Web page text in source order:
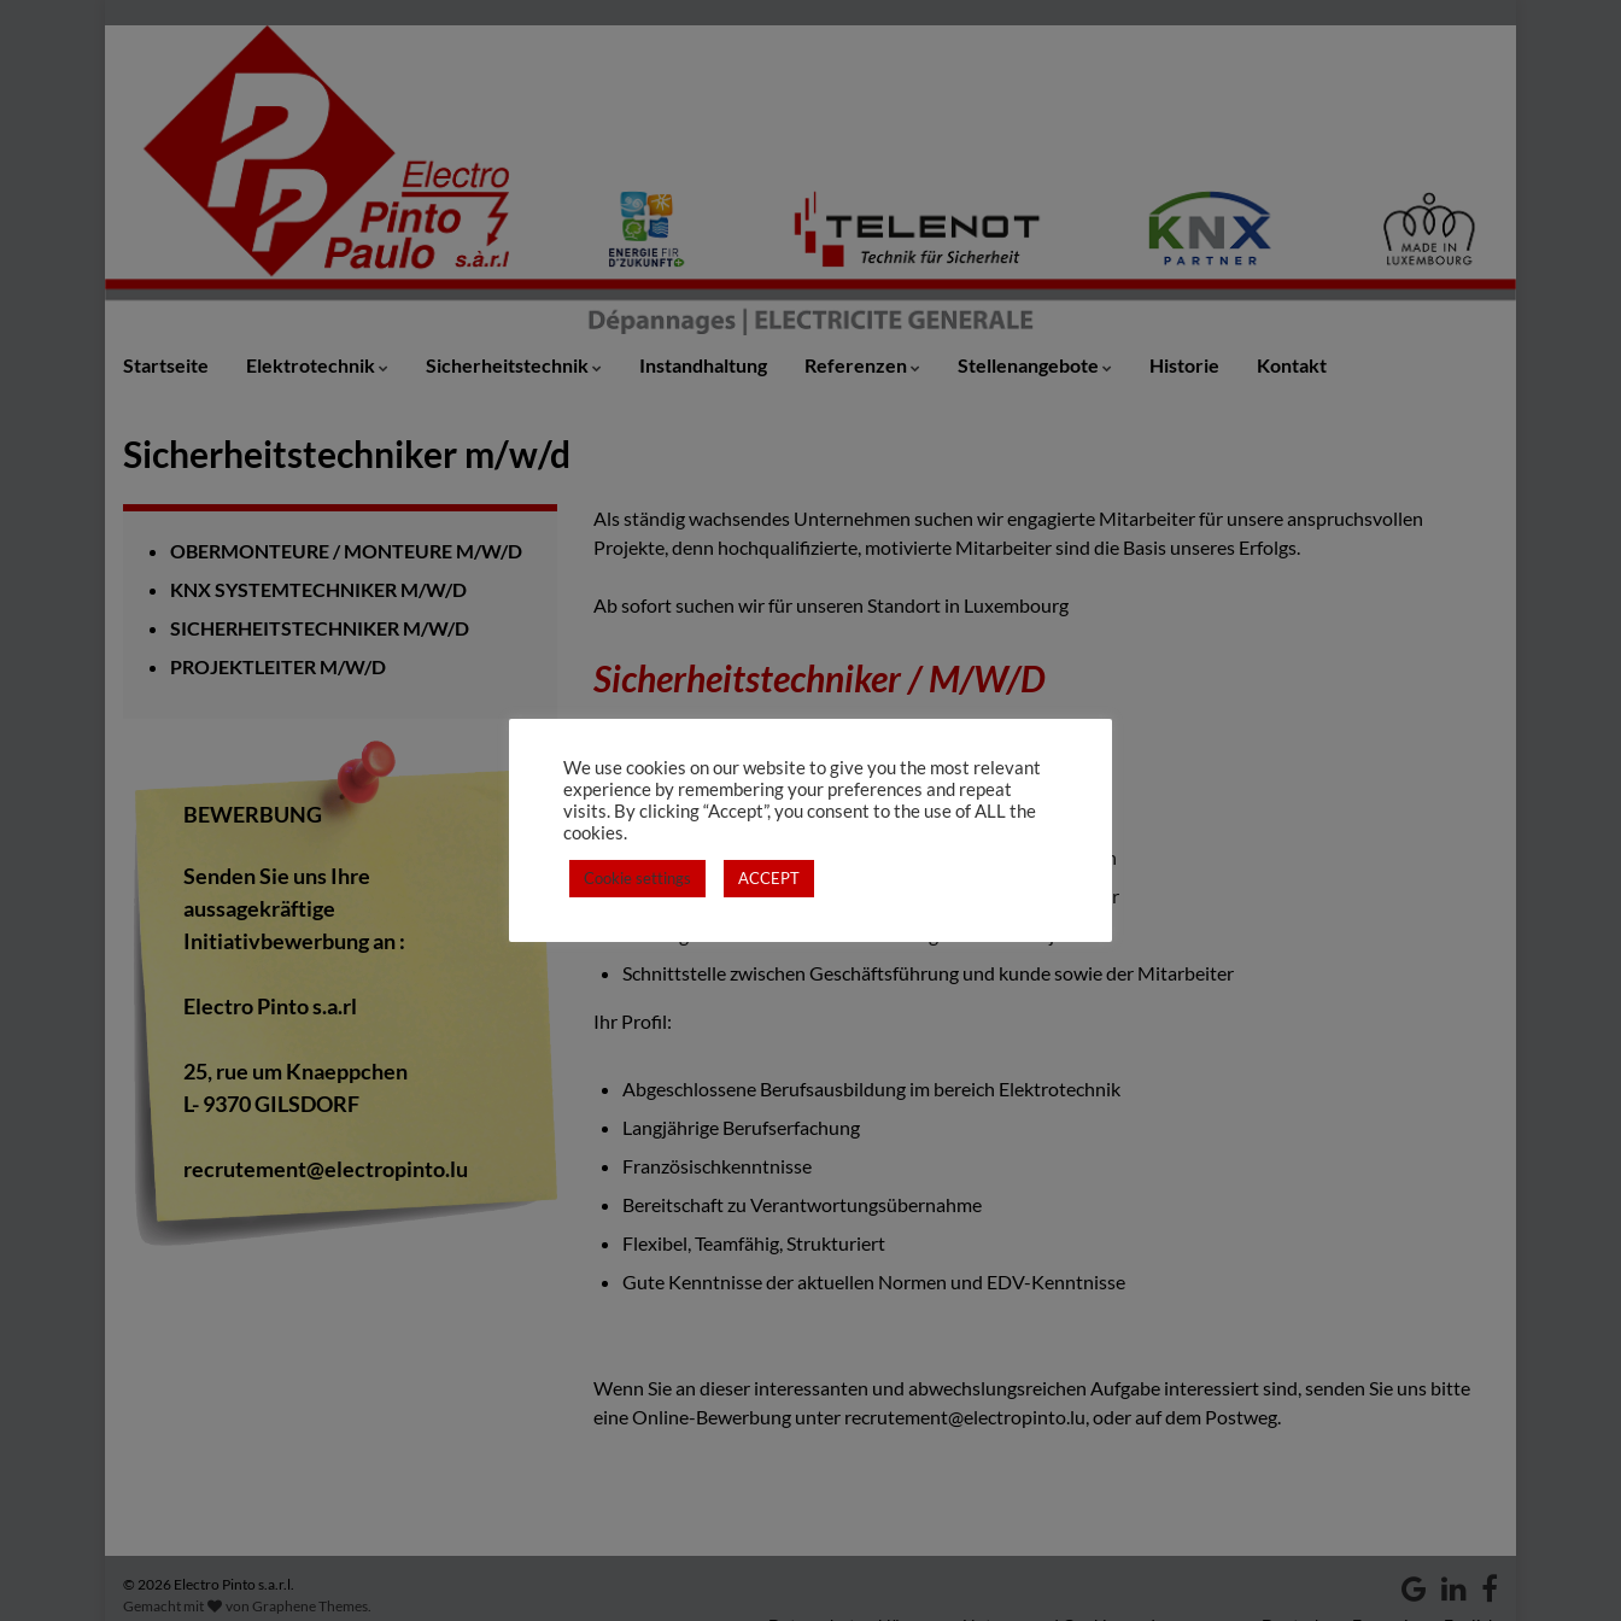
Startseite Elektrotechnik Sicherheitstechnik Instandhaltung Referenzen Stellenangebote Historie Kontakt
Sicherheitstechniker m/w/d
OBERMONTEURE / MONTEURE M/W/D
KNX SYSTEMTECHNIKER M/W/D
SICHERHEITSTECHNIKER M/W/D
PROJEKTLEITER M/W/D
BEWERBUNG
Senden Sie uns Ihre
aussagekräftige
Initiativbewerbung an :
Electro Pinto s.a.rl
25, rue um Knaeppchen
L- 9370 GILSDORF
recrutement@electropinto.lu
Als ständig wachsendes Unternehmen suchen wir engagierte Mitarbeiter für unsere anspruchsvollen
Projekte, denn hochqualifizierte, motivierte Mitarbeiter sind die Basis unseres Erfolgs.
Ab sofort suchen wir für unseren Standort in Luxembourg
Sicherheitstechniker / M/W/D
Ihr Aufgabengebiet:
Projektierung der Brand, EMA, Video, und Zutrittssystemen
Übernahme und Koordination von Projekte und Mitarbeiter
Schnittstelle zwischen Geschäftsführung und kunde sowie der Mitarbeiter
Ihr Profil:
Abgeschlossene Berufsausbildung im bereich Elektrotechnik
Langjährige Berufserfachung
Französischkenntnisse
Bereitschaft zu Verantwortungsübernahme
Flexibel, Teamfähig, Strukturiert
Gute Kenntnisse der aktuellen Normen und EDV-Kenntnisse
Wenn Sie an dieser interessanten und abwechslungsreichen Aufgabe interessiert sind, senden Sie uns bitte
eine Online-Bewerbung unter recrutement@electropinto.lu, oder auf dem Postweg.
© 2026 Electro Pinto s.a.r.l.
Gemacht mit
von Graphene Themes.
We use cookies on our website to give you the most relevant
experience by remembering your preferences and repeat
visits. By clicking “Accept”, you consent to the use of ALL the
cookies.
Cookie settings ACCEPT